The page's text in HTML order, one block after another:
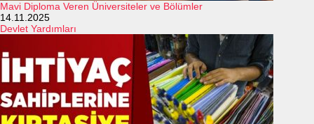
Mavi Diploma Veren Üniversiteler ve Bölümler
14.11.2025
Devlet Yardımları